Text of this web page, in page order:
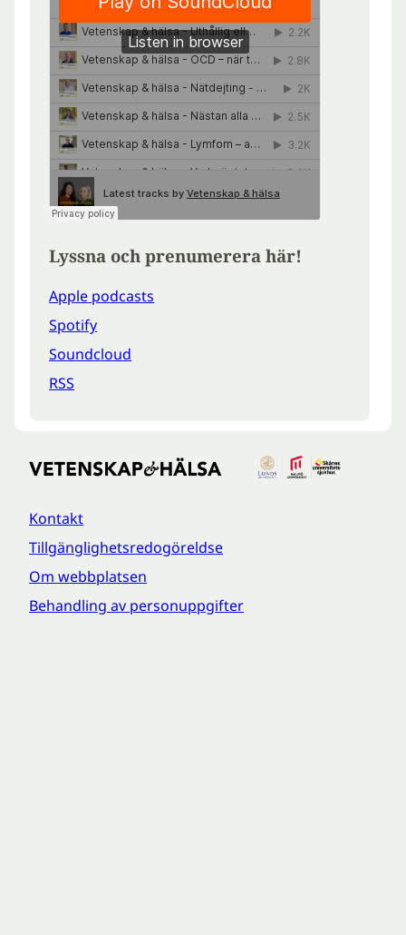
Lyssna och prenumerera här!
Apple podcasts
Spotify
Soundcloud
RSS
Kontakt
Tillgänglighetsredogöreldse
Om webbplatsen
Behandling av personuppgifter